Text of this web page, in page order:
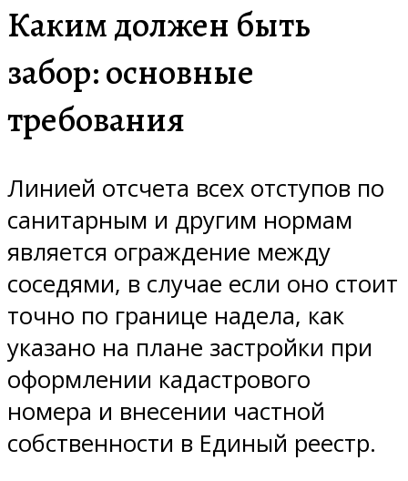
Каким должен быть
забор: основные
требования
Линией отсчета всех отступов по
санитарным и другим нормам
является ограждение между
соседями, в случае если оно стоит
точно по границе надела, как
указано на плане застройки при
оформлении кадастрового
номера и внесении частной
собственности в Единый реестр.